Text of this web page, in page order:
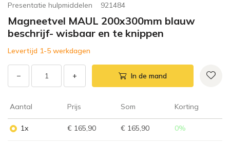
Presentatie hulpmiddelen 921484
Magneetvel MAUL 200x300mm blauw
beschrijf- wisbaar en te knippen
Levertijd 1-5 werkdagen
− + In de mand
Aantal Prijs Som Korting
1x € 165,90 € 165,90 0%